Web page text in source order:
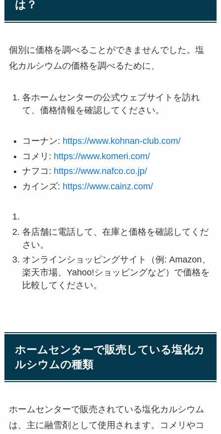
は？
個別に価格を調べることができませんでした。塩
化カルシウムの価格を調べるために、
各ホームセンターの公式ウェブサイトを訪れ
て、価格情報を確認してください。
コーナン: https://www.kohnan-club.com/
コメリ: https://www.komeri.com/
ナフコ: https://www.nafco.co.jp/
カインズ: https://www.cainz.com/
各店舗に電話して、在庫と価格を確認してくだ
さい。
オンラインショッピングサイト（例: Amazon、
楽天市場、Yahoo!ショッピングなど）で価格を
比較してください。
ホームセンターで販売している塩化カ
ルシウムの種類
ホームセンターで販売されている塩化カルシウム
は、主に融雪剤として使用されます。コメリやコ